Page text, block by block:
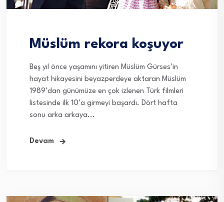
Müslüm rekora koşuyor
Beş yıl önce yaşamını yitiren Müslüm Gürses’in
hayat hikayesini beyazperdeye aktaran Müslüm
1989’dan günümüze en çok izlenen Türk filmleri
listesinde ilk 10’a girmeyi başardı. Dört hafta
sonu arka arkaya...
Devam